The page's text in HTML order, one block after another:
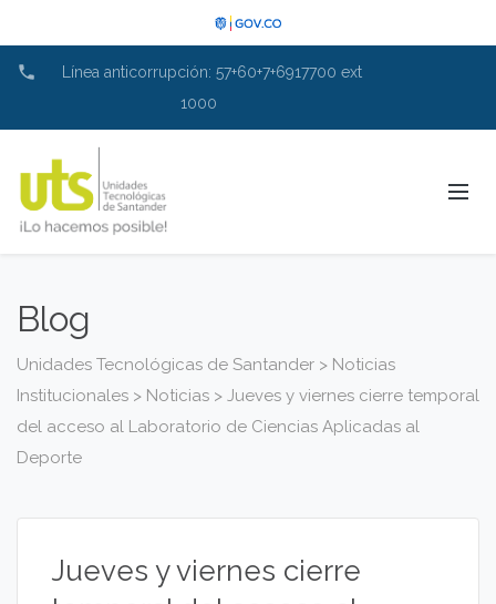
phone
Línea anticorrupción: 57+60+7+6917700 ext
1000
Blog
Unidades Tecnológicas de Santander > Noticias
Institucionales > Noticias > Jueves y viernes cierre temporal
del acceso al Laboratorio de Ciencias Aplicadas al
Deporte
Jueves y viernes cierre